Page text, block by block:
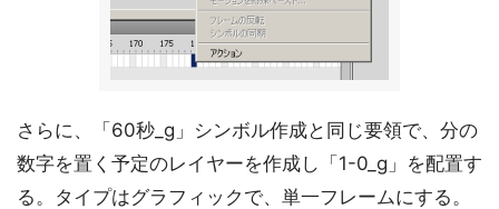
さらに、「60秒_g」シンボル作成と同じ要領で、分の
数字を置く予定のレイヤーを作成し「1-0_g」を配置す
る。タイプはグラフィックで、単一フレームにする。